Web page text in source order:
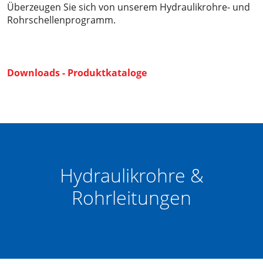
Überzeugen Sie sich von unserem Hydraulikrohre- und
Rohrschellenprogramm.
Downloads - Produktkataloge
Hydraulikrohre &
Rohrleitungen